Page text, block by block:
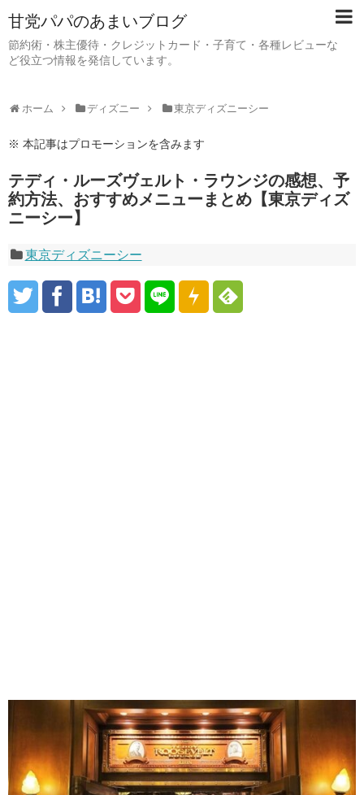
甘党パパのあまいブログ
節約術・株主優待・クレジットカード・子育て・各種レビューな
ど役立つ情報を発信しています。
ホーム ディズニー 東京ディズニーシー
※ 本記事はプロモーションを含みます
テディ・ルーズヴェルト・ラウンジの感想、予
約方法、おすすめメニューまとめ【東京ディズ
ニーシー】
東京ディズニーシー